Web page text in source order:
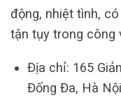
động, nhiệt tình,
tận tụy trong công
Địa chỉ: 165
Đống Đa, Hà Nội